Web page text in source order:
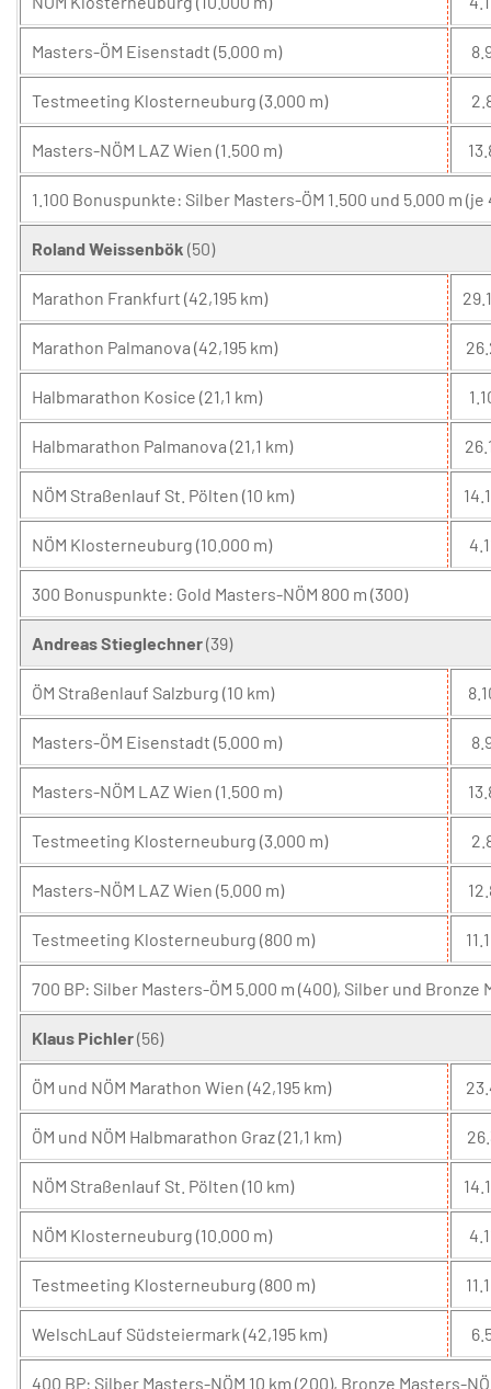
Masters-ÖM Eisenstadt (5.000 m)
Testmeeting Klosterneuburg (3.000 m)
Masters-NÖM LAZ Wien (1.500 m)
1.100 Bonuspunkte: Silber Masters-ÖM 1.500 und 5.000 m
Roland Weissenbök (50)
Marathon Frankfurt (42,195 km)
Marathon Palmanova (42,195 km)
Halbmarathon Kosice (21,1 km)
Halbmarathon Palmanova (21,1 km)
NÖM Straßenlauf St. Pölten (10 km)
NÖM Klosterneuburg (10.000 m)
300 Bonuspunkte: Gold Masters-NÖM 800 m (300)
Andreas Stieglechner(39)
ÖM Straßenlauf Salzburg (10 km)
Masters-ÖM Eisenstadt (5.000 m)
Masters-NÖM LAZ Wien (1.500 m)
Testmeeting Klosterneuburg (3.000 m)
Masters-NÖM LAZ Wien (5.000 m)
Testmeeting Klosterneuburg (800 m)
700 BP: Silber Masters-ÖM 5.000 m (400), Silber und Bronze
Klaus Pichler(56)
ÖM und NÖM Marathon Wien (42,195 km)
ÖM und NÖM Halbmarathon Graz (21,1 km)
NÖM Straßenlauf St. Pölten (10 km)
NÖM Klosterneuburg (10.000 m)
Testmeeting Klosterneuburg (800 m)
WelschLauf Südsteiermark (42,195 km)
400 BP: Silber Masters-NÖM 10 km (200), Bronze Masters-